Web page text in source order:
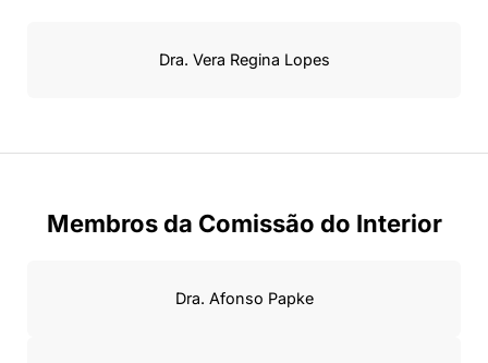
Dra. Vera Regina Lopes
Membros da Comissão do Interior
Dra. Afonso Papke